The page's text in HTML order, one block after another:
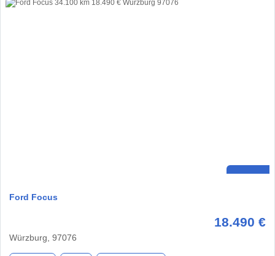
Ford Focus
18.490 €
Würzburg, 97076